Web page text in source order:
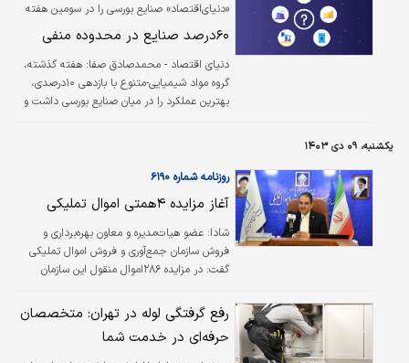
هیدروژن) فقط با استفاده از نور خورشید طراحی
کرده‌اند.
«دنیای‌اقتصاد» صنایع بورسی را در سومین هفته
بهمن بررسی کرد۶۰‌درصد صنایع در محدوده منفی
دنیای اقتصاد - محمدصادق صفا: هفته گذشته،
گروه مواد شیمیایی-متنوع با بازدهی ۱۰درصدی،
بهترین عملکرد را در میان صنایع بورسی داشت و
پایان رساندند. به‌طور کلی، صنایع بازار سرمایه طی
منفی داشتند، در حالی که شاخص کل بورس با
۰.۰۹‌درصد رشد همراه بود. از میان ۵۲گروه فعال،
۲۰صنعت توانستند بازدهی مثبتی را ثبت کنند.
کارشناسان معتقدند بهبود شرایط اقتصادی و
یکشنبه، ۰۹ دی ۱۴۰۳
روزنامه شماره ۶۱۹۰
آغاز مزایده ۴همتی اموال تملیکی
شادا: عضو هیات‌مدیره و معاون بهره‌برداری و
فروش سازمان جمع‌آوری و فروش اموال تملیکی
گفت: در مزایده ۲۸۶اموال منقول این سازمان
رفع گرفتگی لوله در تهران: متخصصان
حرفه‌ای در خدمت شما